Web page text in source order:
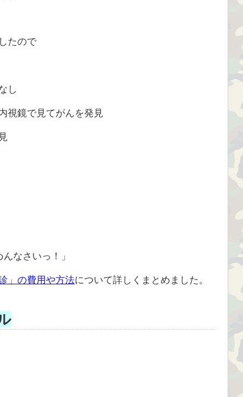
たので
し
視鏡で見てがんを発見
なさいっ！」
」の費用や方法について詳しくまとめました。